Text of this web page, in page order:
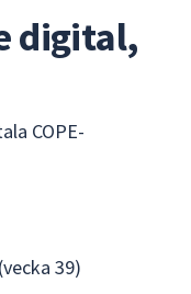
sökfältet
att
piltangenterna
för
digital,
COPE-
39)